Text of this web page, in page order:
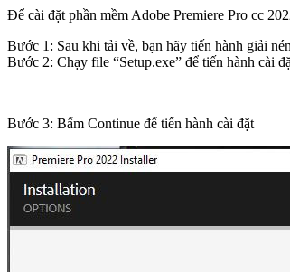
Để cài đặt phần mềm Adobe Premiere Pro cc
Bước 1: Sau khi tải về, bạn hãy tiến hành giải
Bước 2: Chạy file “Setup.exe” để tiến hành cài
Bước 3: Bấm Continue để tiến hành cài đặt